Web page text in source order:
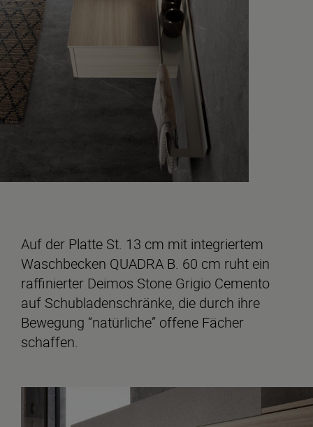
Auf der Platte St. 13 cm mit integriertem
Waschbecken QUADRA B. 60 cm ruht ein
raffinierter Deimos Stone Grigio Cemento
auf Schubladenschränke, die durch ihre
Bewegung “natürliche” offene Fächer
schaffen.